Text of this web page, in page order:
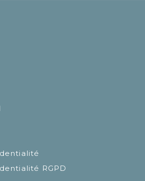
RGPD